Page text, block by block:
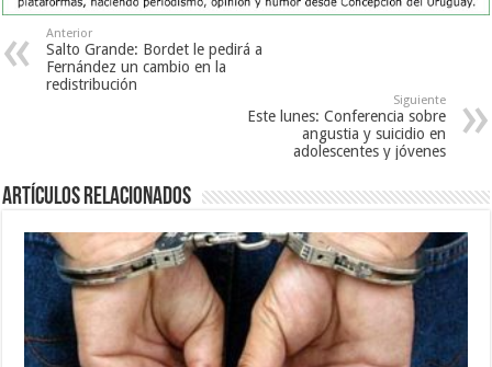
Anterior
Salto Grande: Bordet le pedirá a
Fernández un cambio en la
redistribución
Siguiente
Este lunes: Conferencia sobre
angustia y suicidio en
adolescentes y jóvenes
Artículos Relacionados